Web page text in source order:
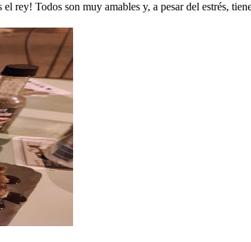
rey! Todos son muy amables y, a pesar del estrés,